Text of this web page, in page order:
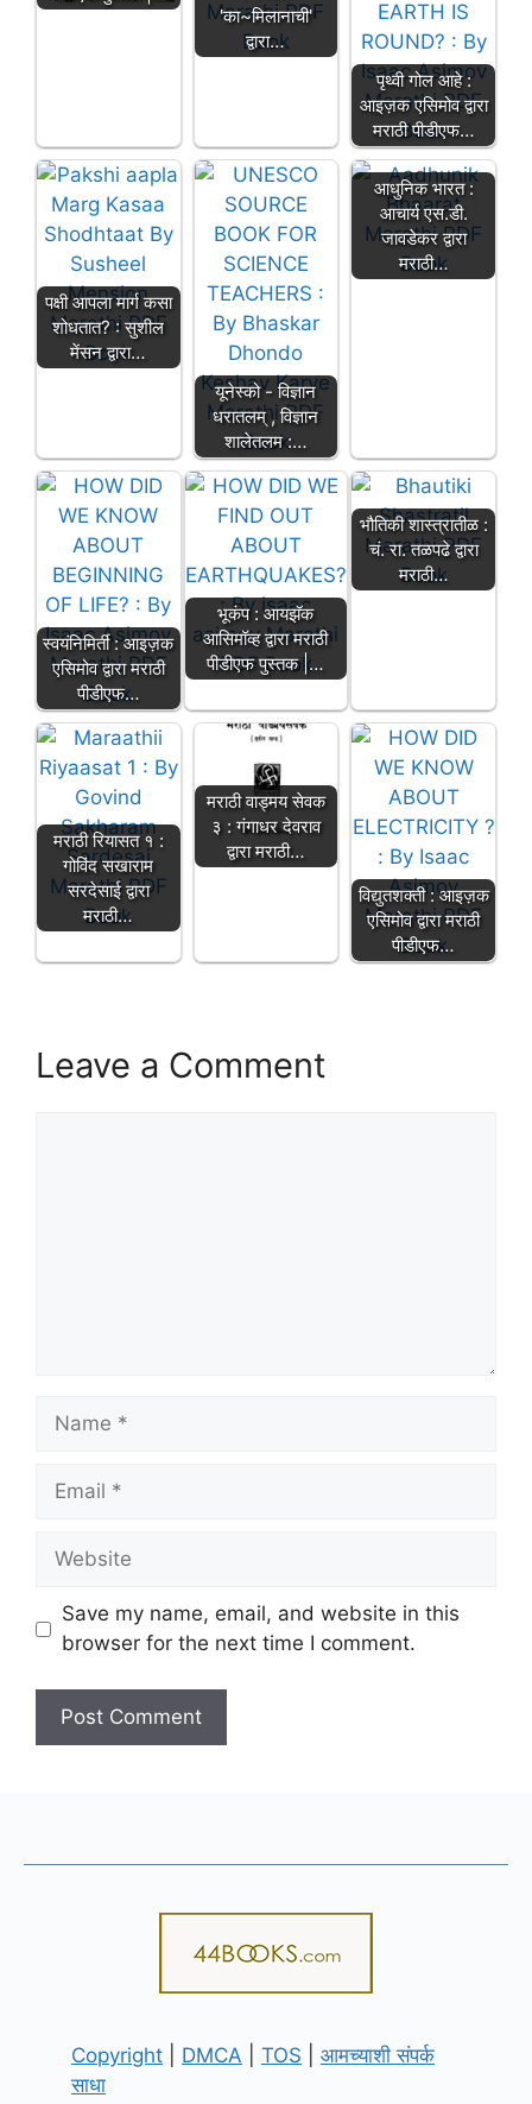
'का~मिलानाची'
द्वारा…
पृथ्वी गोल आहे :
आइज़क एसिमोव द्वारा
मराठी पीडीएफ…
पक्षी आपला मार्ग कसा
शोधतात? : सुशील
मेंसन द्वारा…
यूनेस्को - विज्ञान
धरातलम् , विज्ञान
शालेतलम :…
आधुनिक भारत :
आचार्य एस.डी.
जावडेकर द्वारा
मराठी…
स्वयंनिमिर्ती : आइज़क
एसिमोव द्वारा मराठी
पीडीएफ…
भूकंप : आयझॅक
आसिमॉव्ह द्वारा मराठी
पीडीएफ पुस्तक |…
भौतिकी शास्त्रातीळ :
चं. रा. तळपढे द्वारा
मराठी…
मराठी रियासत १ :
गोविंद सखाराम
सरदेसाई द्वारा
मराठी…
मराठी वाड्मय सेवक
३ : गंगाधर देवराव
द्वारा मराठी…
विद्युतशक्ती : आइज़क
एसिमोव द्वारा मराठी
पीडीएफ…
Leave a Comment
Name
Email
Website
Save my name, email, and website in this
browser for the next time I comment.
Copyright DMCA TOS
आमच्याशी संपर्क
साधा